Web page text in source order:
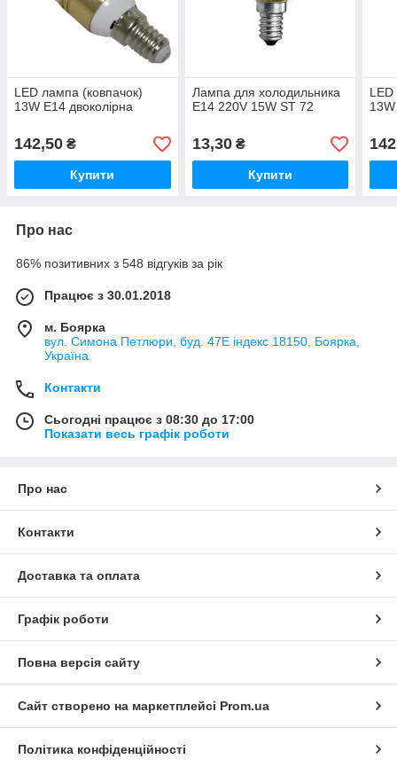
LED лампа (ковпачок)
13W E14 двоколірна
142,50 ₴
Купити
Лампа для холодильника
Е14 220V 15W ST 72
13,30₴
Купити
LED
Про нас
86% позитивних з 548 відгуків за рік
Працює з 30.01.2018
м. Боярка
вул. Симона Петлюри, буд. 47Е індекс 18150, Боярка,
Україна
Контакти
Сьогодні працює з 08:30 до 17:00
Показати весь графік роботи
Про нас
Контакти
Доставка та оплата
Графік роботи
Повна версія сайту
Сайт створено на маркетплейсі Prom.ua
Політика конфіденційності